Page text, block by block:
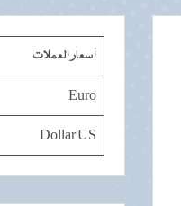
أسعار العملات
Euro
Dollar US